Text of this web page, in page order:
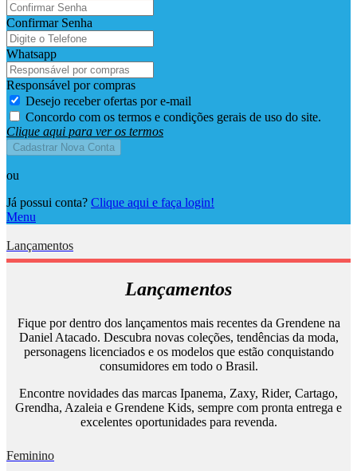
Confirmar Senha
Whatsapp
Responsável por compras
Desejo receber ofertas por e-mail
Concordo com os termos e condições gerais de uso do site.
Clique aqui para ver os termos
Cadastrar Nova Conta
ou
Já possui conta? Clique aqui e faça login!
Menu
Lançamentos
Lançamentos
Fique por dentro dos lançamentos mais recentes da Grendene na
Daniel Atacado. Descubra novas coleções, tendências da moda,
personagens licenciados e os modelos que estão conquistando
consumidores em todo o Brasil.
Encontre novidades das marcas Ipanema, Zaxy, Rider, Cartago,
Grendha, Azaleia e Grendene Kids, sempre com pronta entrega e
excelentes oportunidades para revenda.
Feminino